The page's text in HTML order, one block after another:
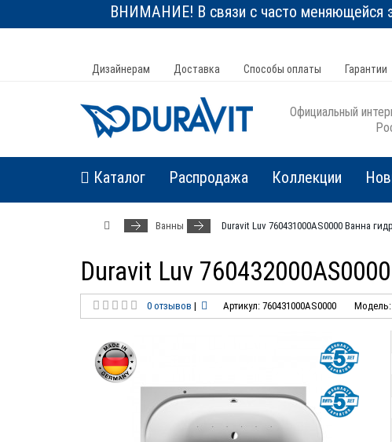
ВНИМАНИЕ! В связи с часто меняющейся
Дизайнерам Доставка Способы оплаты Гарантии
Официальный
Каталог Распродажа Коллекции
Ванны Duravit Luv 760431000AS0000 Ванна
Duravit Luv
0 отзывов | Артикул: 760431000AS0000 Модель: